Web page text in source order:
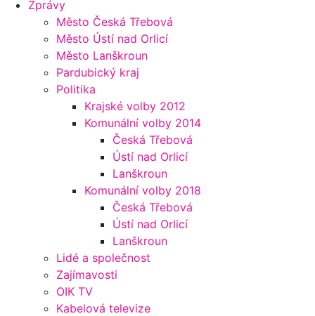
Zprávy
Město Česká Třebová
Město Ústí nad Orlicí
Město Lanškroun
Pardubický kraj
Politika
Krajské volby 2012
Komunální volby 2014
Česká Třebová
Ústí nad Orlicí
Lanškroun
Komunální volby 2018
Česká Třebová
Ústí nad Orlicí
Lanškroun
Lidé a společnost
Zajímavosti
OIK TV
Kabelová televize